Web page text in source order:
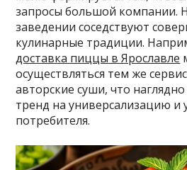
запросы большой компании.
заведении соседствуют
кулинарные традиции.
доставка пиццы в Ярославле
осуществляться тем же
авторские суши, что
тренд на универсализацию и
потребителя.